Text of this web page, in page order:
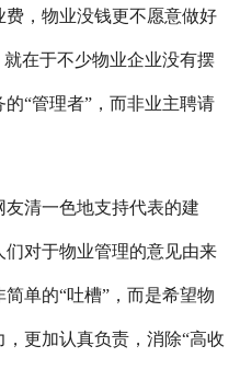
，物业没钱更不愿意做好
在于不少物业企业没有摆
“管理者”，而非业主聘请
清一色地支持代表的建
对于物业管理的意见由来
单的“吐槽”，而是希望物
更加认真负责，消除“高收